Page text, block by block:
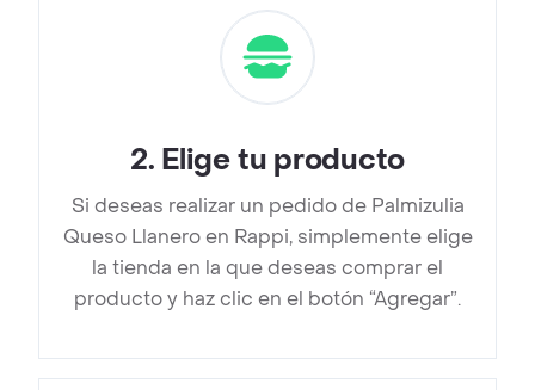
2. Elige tu producto
Si deseas realizar un pedido de Palmizulia
Queso Llanero en Rappi, simplemente elige
la tienda en la que deseas comprar el
producto y haz clic en el botón “Agregar”.